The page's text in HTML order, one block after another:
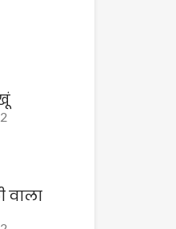
वाला